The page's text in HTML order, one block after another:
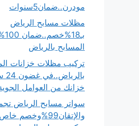
مودرن..ضمان5سنوات
مظلات مسابح الرياض
المسابح بالرياض
تركيب مظلات خزانات
خزانك من العوامل
سواتر مسابح الرياض